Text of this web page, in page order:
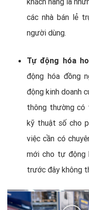
các nhà bán lẻ
người dùng.
Tự động hóa
động hóa đồng
động kinh doanh
thông thường có
kỹ thuật số cho
việc cần có
mới cho tự động
trước đây không